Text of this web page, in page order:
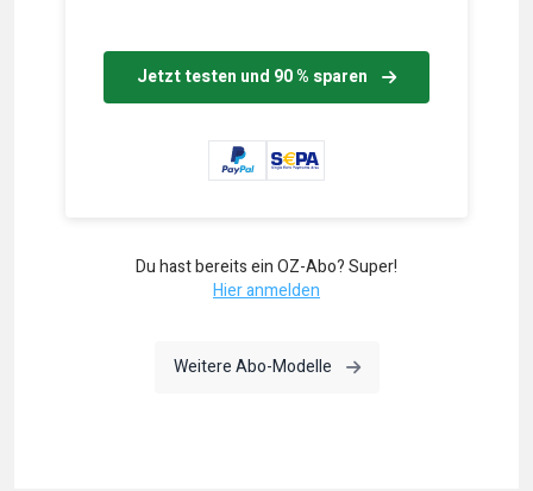
Jetzt testen und 90 % sparen
Du hast bereits ein OZ-Abo? Super!
Hier anmelden
Weitere Abo-Modelle